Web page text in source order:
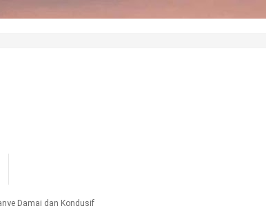
Damai dan Kondusif